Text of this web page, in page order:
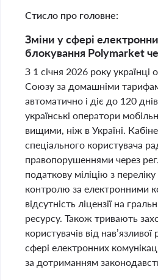
Стисло про головне:
Зміни у сфері
блокування Polymarket
З 1 січня 2026 року
Союзу за домашніми
автоматично і діє до 120
українські оператори
вищими, ніж в Україні.
спеціального користувача
правопорушеннями через
податкову міліцію з
контролю за електронними
відсутність ліцензії на
ресурсу. Також тривають
користувачів від
сфері електронних
за дотриманням